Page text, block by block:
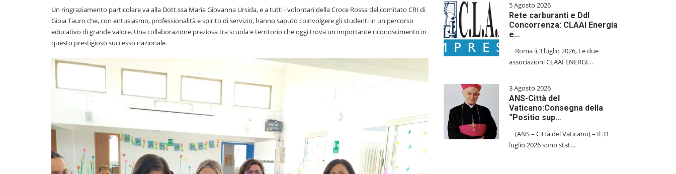
Un ringraziamento particolare va alla Dott.ssa Maria Giovanna Ursida, e a tutti i volontari della Croce Rossa del comitato CRI di
Gioia Tauro che, con entusiasmo, professionalità e spirito di servizio, hanno saputo coinvolgere gli studenti in un percorso
educativo di grande valore. Una collaborazione preziosa tra scuola e territorio che oggi trova un importante riconoscimento in
questo prestigioso successo nazionale.
5 Agosto 2026
Rete carburanti e Ddl
Concorrenza: CLAAI Energia
e…
​Roma li 3 luglio 2026, Le due
associazioni CLAAI ENERGI…
3 Agosto 2026
ANS-Città del
Vaticano:Consegna della
“Positio sup…
(ANS – Città del Vaticano) – Il 31
luglio 2026 sono stat…